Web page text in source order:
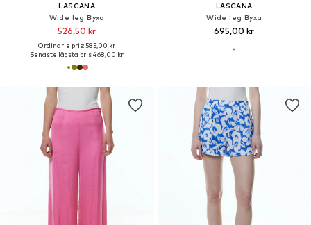
LASCANA
Wide leg Byxa
526,50 kr
Ordinarie pris: 585,00 kr
Senaste lägsta pris:468,00 kr
LASCANA
Wide leg Byxa
695,00 kr